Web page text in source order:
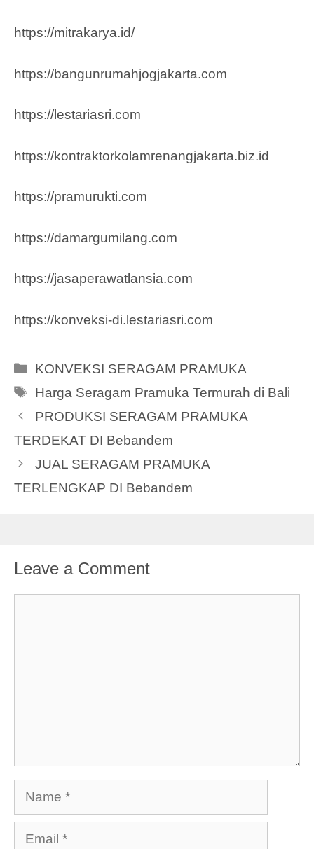
https://mitrakarya.id/
https://bangunrumahjogjakarta.com
https://lestariasri.com
https://kontraktorkolamrenangjakarta.biz.id
https://pramurukti.com
https://damargumilang.com
https://jasaperawatlansia.com
https://konveksi-di.lestariasri.com
Categories
KONVEKSI SERAGAM PRAMUKA
Tags
Harga Seragam Pramuka Termurah di Bali
PRODUKSI SERAGAM PRAMUKA
TERDEKAT DI Bebandem
JUAL SERAGAM PRAMUKA
TERLENGKAP DI Bebandem
Leave a Comment
Name
Email